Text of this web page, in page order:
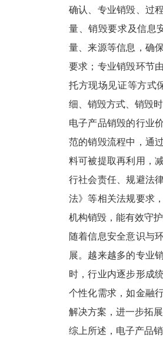
确认、专业销毁、过
量、销毁要求及信息
量、来源等信息，确
要求；专业销毁环节
托方现场见证等方式
细、销毁方式、销毁
电子产品销毁的行业
范的销毁流程中，通
料可被提取再利用，
行社会责任、规避法
法》等相关法规要求
机构销毁，能有效守
随着信息安全意识与
展。越来越多的专业
时，行业内逐步形成
个性化需求，如金融
解决方案，进一步拓
综上所述，电子产品